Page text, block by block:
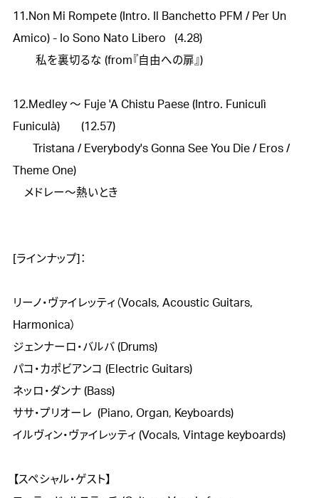
11.Non Mi Rompete (Intro. Il Banchetto PFM / Per Un
Amico) - Io Sono Nato Libero   (4.28)
私を裏切るな (from『自由への扉』)
12.Medley 〜 Fuje 'A Chistu Paese (Intro. Funiculì
Funiculà) 	(12.57)
Theme One)
[ラインナップ]：
リーノ・ヴァイレッティ（Vocals, Acoustic Guitars,
Harmonica）
ジェンナーロ・バルバ (Drums)
パコ・カポビアンコ (Electric Guitars)
ネッロ・ダンナ (Bass)
ササ・プリオーレ  (Piano, Organ, Keyboards)
イルヴィン・ヴァイレッティ (Vocals, Vintage keyboards)
【スペシャル・ゲスト】